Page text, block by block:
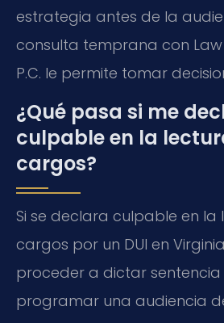
estrategia antes de la
consulta temprana con Law
P.C. le permite tomar
¿Qué pasa si me
culpable en la
cargos?
Si se declara culpable en la
cargos por un DUI en
proceder a dictar
programar una audiencia